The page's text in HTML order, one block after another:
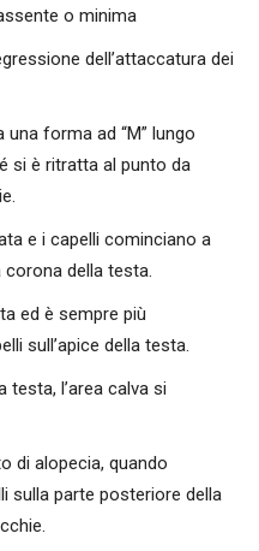
o minima
dell’attaccatura dei
forma ad “M” lungo
si è ritratta al punto da
e i capelli cominciano a
corona della testa.
ed è sempre più
sull’apice della testa.
testa, l’area calva si
di alopecia, quando
sulla parte posteriore della